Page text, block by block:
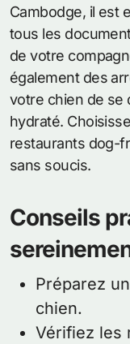
Cambodge, il est
tous les
de votre
également des
votre chien de se
hydraté.
restaurants dog-
sans soucis.
Conseils
Préparez
chien.
Vérifiez les